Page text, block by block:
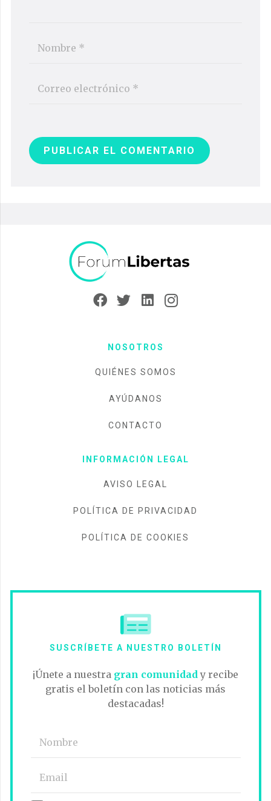
PUBLICAR EL COMENTARIO
NOSOTROS
QUIÉNES SOMOS
AYÚDANOS
CONTACTO
INFORMACIÓN LEGAL
AVISO LEGAL
POLÍTICA DE PRIVACIDAD
POLÍTICA DE COOKIES
SUSCRÍBETE A NUESTRO BOLETÍN
¡Únete a nuestra gran comunidad y recibe
gratis el boletín con las noticias más
destacadas!